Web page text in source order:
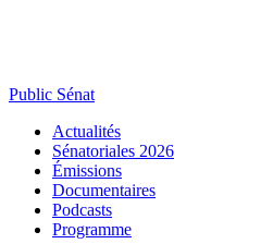
Public Sénat
Actualités
Sénatoriales 2026
Émissions
Documentaires
Podcasts
Programme